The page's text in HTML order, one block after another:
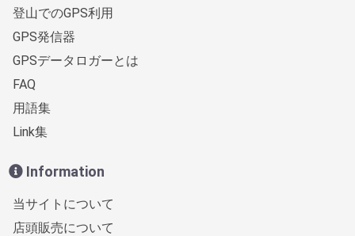
登山でのGPS利用
GPS発信器
GPSデータロガーとは
FAQ
用語集
Link集
Information
当サイトについて
店頭販売について